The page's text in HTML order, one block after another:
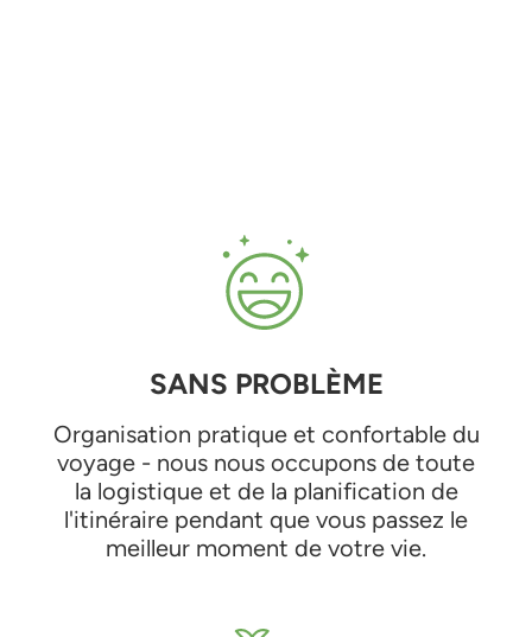
SANS PROBLÈME
Organisation pratique et confortable du
voyage - nous nous occupons de toute
la logistique et de la planification de
l'itinéraire pendant que vous passez le
meilleur moment de votre vie.